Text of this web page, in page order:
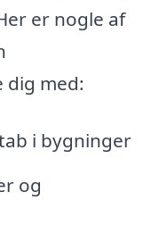
er nogle af
med:
i bygninger
og